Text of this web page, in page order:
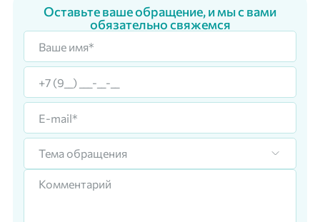
Оставьте ваше обращение, и мы с вами
обязательно свяжемся
Тема обращения